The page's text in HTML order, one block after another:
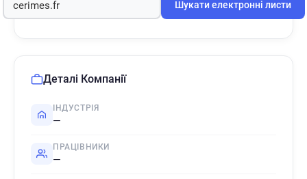
Шукати електронні листи
Деталі Компанії
ІНДУСТРІЯ
—
ПРАЦІВНИКИ
—